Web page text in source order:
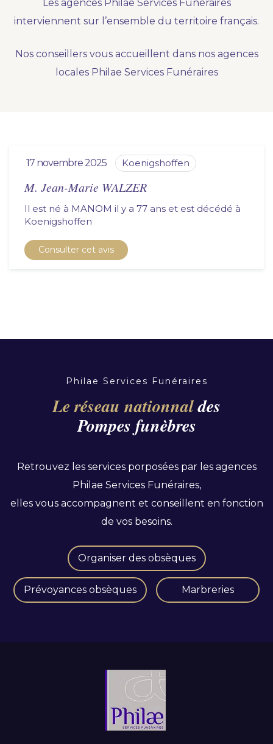
Nous vous accompagnons.
Nos produits en marbrerie
Les agences Philae Services Funéraires
interviennent sur l’ensemble du territoire français.
Nos conseillers vous accueillent dans nos agences
locales Philae Services Funéraires
17 novembre 2025 koenigshoffen
M. Jean-Marie WALZER
Il est né à MANOM il y a 77 ans et est décédé à
koenigshoffen
Consulter cet avis
Philae Services Funéraires
Le réseau nationnaldes
Pompes funèbres
Retrouvez les services porposées par les agences
Philae Services Funéraires,
elles vous accompagnent et conseillent en fonction
de vos besoins.
Organiser des obsèques
Prévoyances obsèques Marbreries